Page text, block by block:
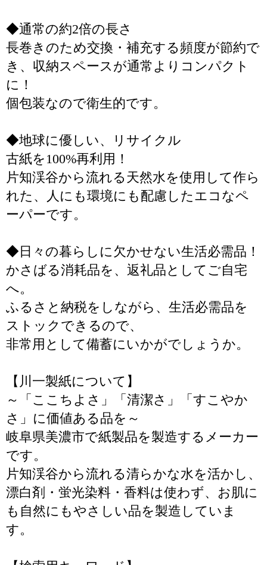
◆通常の約2倍の長さ
長巻きのため交換・補充する頻度が節約で
き、収納スペースが通常よりコンパクト
に！
個包装なので衛生的です。
◆地球に優しい、リサイクル
古紙を100%再利用！
片知渓谷から流れる天然水を使用して作ら
れた、人にも環境にも配慮したエコなペ
ーパーです。
◆日々の暮らしに欠かせない生活必需品！
かさばる消耗品を、返礼品としてご自宅
へ。
ふるさと納税をしながら、生活必需品を
ストックできるので、
非常用として備蓄にいかがでしょうか。
【川一製紙について】
～「ここちよさ」「清潔さ」「すこやか
さ」に価値ある品を～
岐阜県美濃市で紙製品を製造するメーカー
です。
片知渓谷から流れる清らかな水を活かし、
漂白剤・蛍光染料・香料は使わず、お肌に
も自然にもやさしい品を製造していま
す。